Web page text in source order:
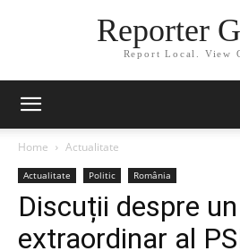
Reporter
Report Local. View
Home Actualitate
Actualitate Politic România
Discuții despre
extraordinar al